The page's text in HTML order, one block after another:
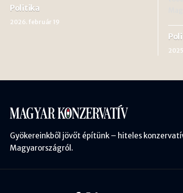
Politika
2026. február 19
Gyökereinkből jövőt építünk – hiteles
Magyarországról.